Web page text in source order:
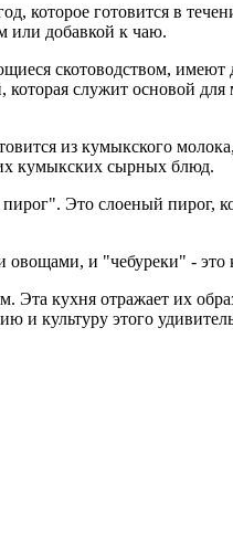
готовится в
или добавкой к чаю.
скотоводством,
которая служит основой
из кумыкского
кумыкских сырных блюд.
Это слоеный пирог,
и "чебуреки" -
кухня отражает их
культуру этого